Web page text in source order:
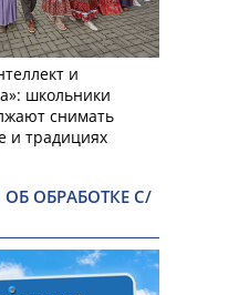
и
школьники
снимать
и традициях
ОБРАБОТКЕ С/